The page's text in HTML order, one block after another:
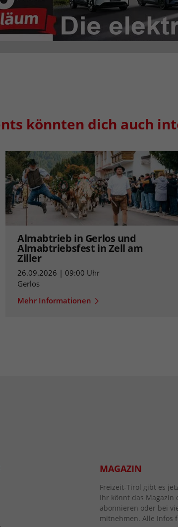
könnten dich auch
Almabtrieb in Gerlos und
Almabtriebsfest in Zell am
Ziller
26.09.2026 | 09:00 Uhr
Gerlos
Mehr Informationen
MAGAZIN
Freizeit-Tirol gibt es
Ihr könnt das Magazin
abonnieren oder bei
mitnehmen. Alle Infos